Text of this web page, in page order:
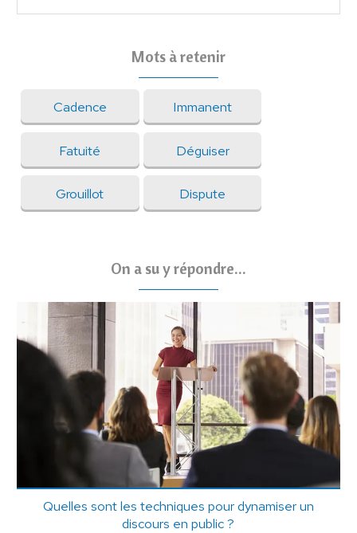
Mots à retenir
Cadence Immanent
Fatuité Déguiser
Grouillot Dispute
On a su y répondre...
Quelles sont les techniques pour dynamiser un
discours en public ?